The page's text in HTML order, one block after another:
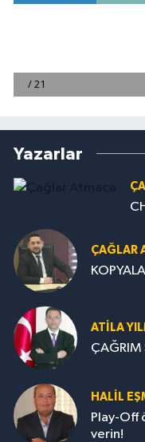
Yazarlar
ÇAĞLAR
ATILA
ÇAĞRIM
HALIL
Play-Off
verin!